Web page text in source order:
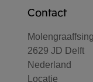
Contact
2629 JD Delft
Nederland
Locatie